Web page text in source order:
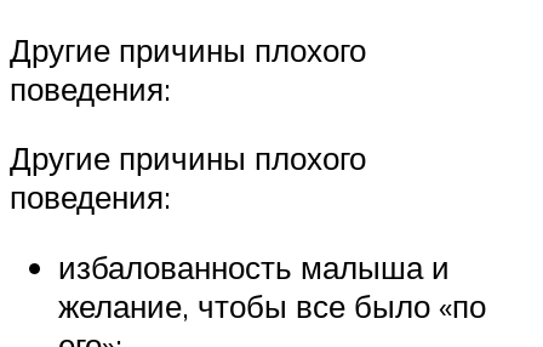
Другие причины плохого
поведения:
Другие причины плохого
поведения:
избалованность малыша и
желание, чтобы все было «по